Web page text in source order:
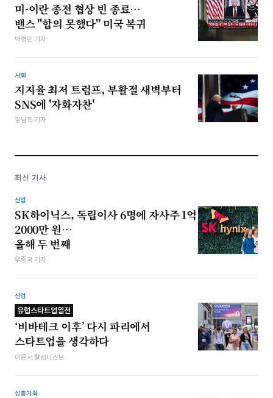
미-이란 종전 협상 빈 종료…
밴스 "합의 못했다" 미국 복귀
박형민 기자
사회
지지율 최저 트럼프, 부활절 새벽부터
SNS에 '자화자찬'
김남희 기자
최신 기사
산업
SK하이닉스, 독립이사 6명에 자사주 1억
2000만 원…
올해 두 번째
우종국 기자
산업
유럽스타트업열전
‘비바테크 이후’ 다시 파리에서
스타트업을 생각하다
이은서 칼럼니스트
심층기획